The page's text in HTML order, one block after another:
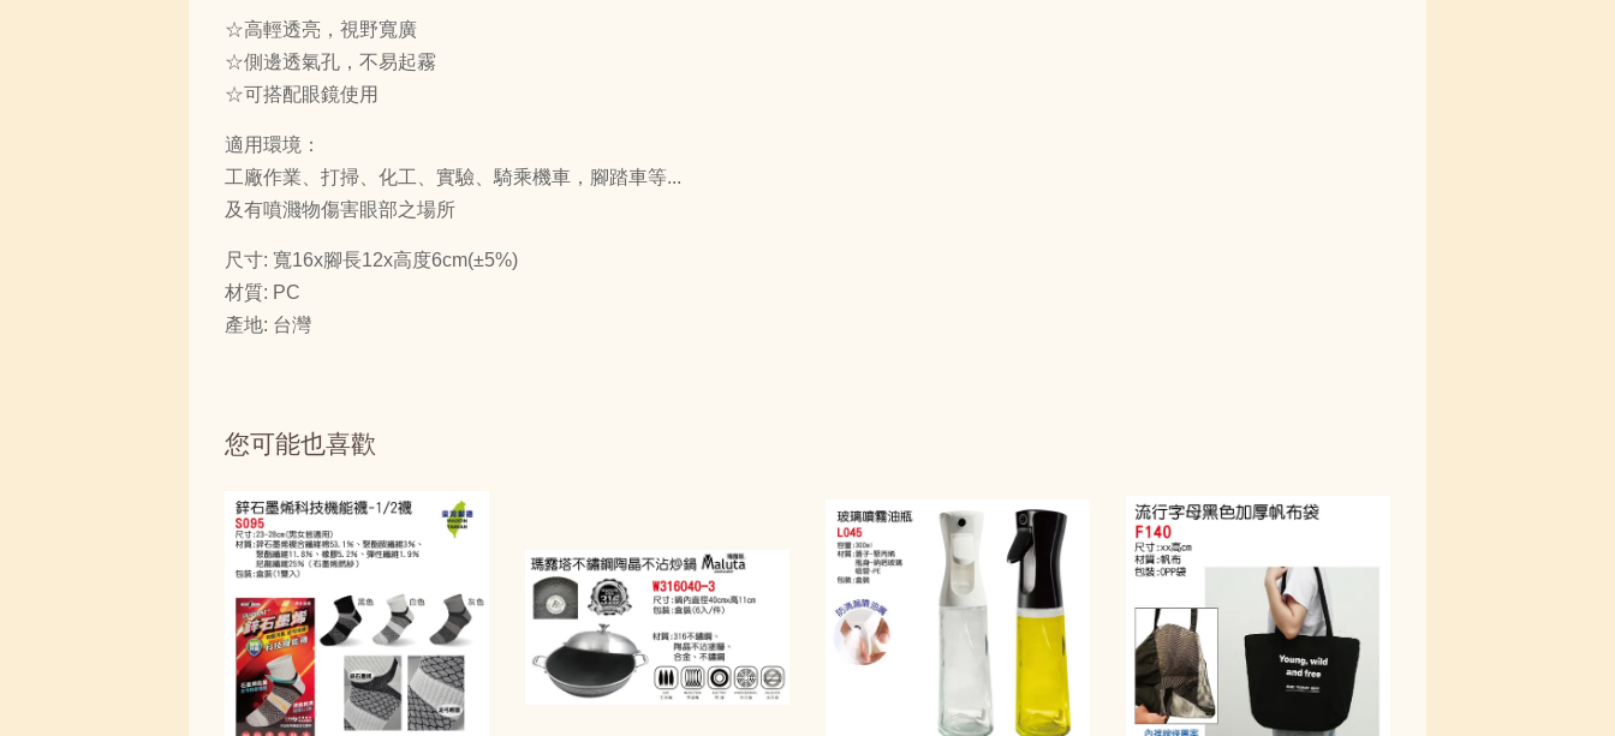
☆高輕透亮，視野寬廣
☆側邊透氣孔，不易起霧
☆可搭配眼鏡使用
適用環境：
工廠作業、打掃、化工、實驗、騎乘機車，腳踏車等...
及有噴濺物傷害眼部之場所
尺寸: 寬16x腳長12x高度6cm(±5%)
材質: PC
產地: 台灣
您可能也喜歡